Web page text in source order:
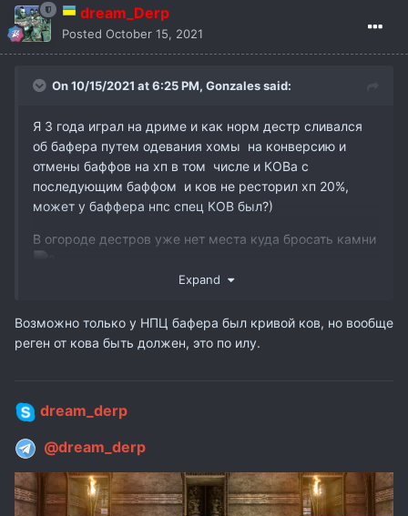
dream_Derp
Posted October 15, 2021
On 10/15/2021 at 6:25 PM, Gonzalessaid:
Я 3 года играл на дриме и как норм дестр сливался
об бафера путем одевания хомы на конверсию и
отмены баффов на хп в том числе и КОВа с
последующим баффом и ков не ресторил хп 20%,
может у баффера нпс спец КОВ был?)
В огороде дестров уже нет места куда бросать камни
Expand
Возможно только у НПЦ бафера был кривой ков, но вообще
реген от кова быть должен, это по илу.
dream_derp
@dream_derp